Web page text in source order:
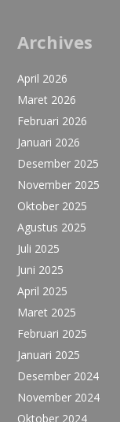
Archives
April 2026
Maret 2026
Februari 2026
Januari 2026
Desember 2025
November 2025
Oktober 2025
Agustus 2025
Juli 2025
Juni 2025
April 2025
Maret 2025
Februari 2025
Januari 2025
Desember 2024
November 2024
Oktober 2024